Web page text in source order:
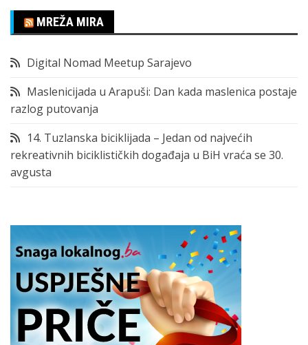
MREŽA MIRA
Digital Nomad Meetup Sarajevo
Maslenicijada u Arapuši: Dan kada maslenica postaje
razlog putovanja
14. Tuzlanska biciklijada – Jedan od najvećih
rekreativnih biciklističkih događaja u BiH vraća se 30.
avgusta